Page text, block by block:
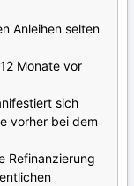
Anleihen selten
Monate vor
sich
vorher bei dem
Refinanzierung